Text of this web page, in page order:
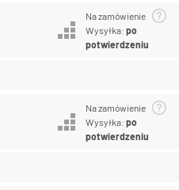
Na zamówienie
Wysyłka:po
potwierdzeniu
Na zamówienie
Wysyłka:po
potwierdzeniu